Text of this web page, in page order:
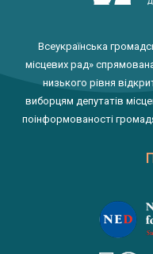
Всеукраїнська
місцевих рад»
низького рівня
виборцям депутатів
поінформованості